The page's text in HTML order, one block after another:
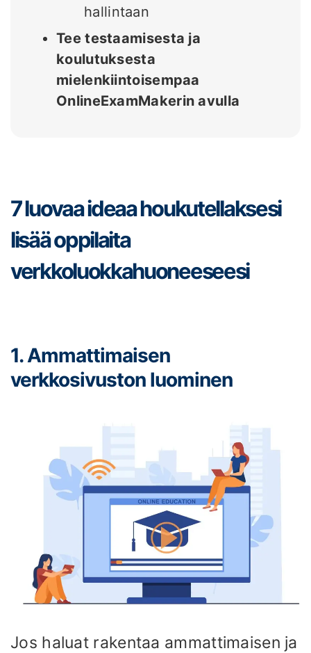
hallintaan
Tee testaamisesta ja
koulutuksesta
mielenkiintoisempaa
OnlineExamMakerin avulla
7 luovaa ideaa houkutellaksesi
lisää oppilaita
verkkoluokkahuoneeseesi
1. Ammattimaisen
verkkosivuston luominen
Jos haluat rakentaa ammattimaisen ja